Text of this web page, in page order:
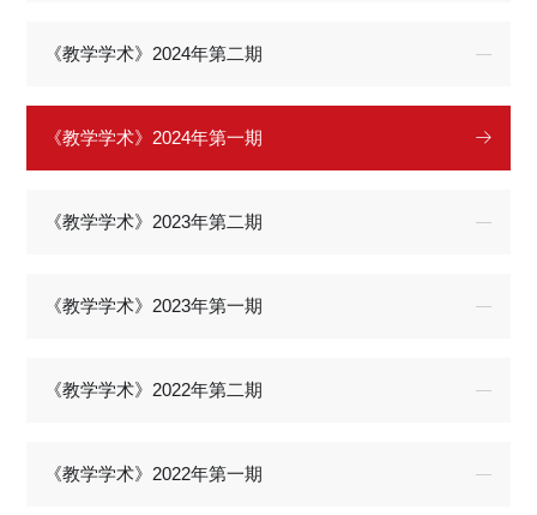
《教学学术》2024年第二期
《教学学术》2024年第一期
《教学学术》2023年第二期
《教学学术》2023年第一期
《教学学术》2022年第二期
《教学学术》2022年第一期